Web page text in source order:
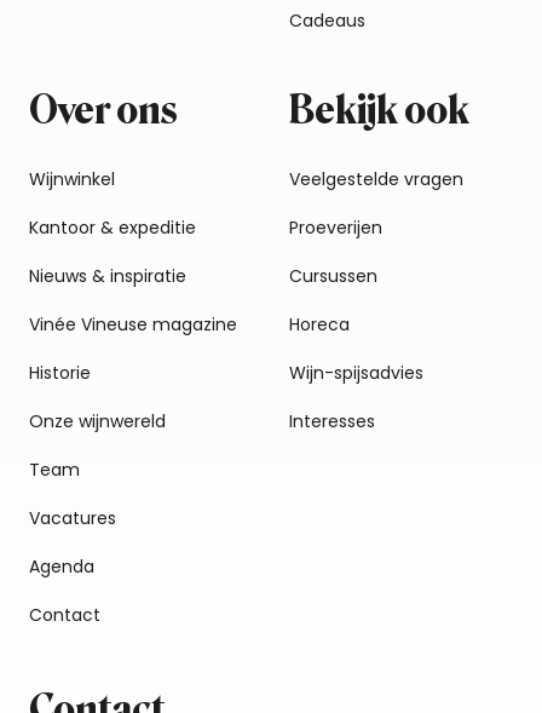
Cadeaus
Over ons
Wijnwinkel
Kantoor & expeditie
Nieuws & inspiratie
Vinée Vineuse magazine
Historie
Onze wijnwereld
Team
Vacatures
Agenda
Contact
Bekijk ook
Veelgestelde vragen
Proeverijen
Cursussen
Horeca
Wijn-spijsadvies
Interesses